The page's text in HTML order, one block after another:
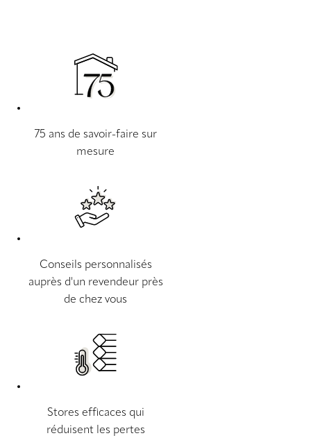
75 ans de savoir-faire sur
mesure
Conseils personnalisés
auprès d'un revendeur près
de chez vous
Stores efficaces qui
réduisent les pertes